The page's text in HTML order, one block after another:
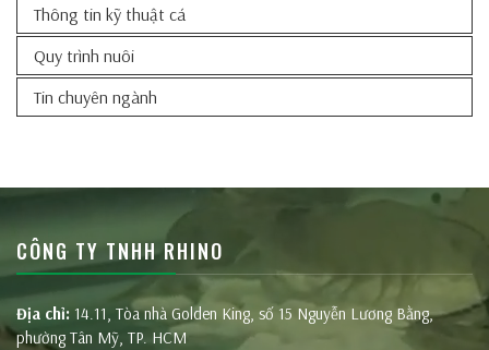
Thông tin kỹ thuật cá
Quy trình nuôi
Tin chuyên ngành
CÔNG TY TNHH RHINO
Địa chỉ: 14.11, Tòa nhà Golden King, số 15 Nguyễn Lương Bằng,
phường Tân Mỹ, TP. HCM